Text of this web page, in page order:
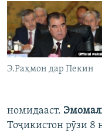
Э.Раҳмон дар Пекин
номидааст.
Тоҷикистон рӯзи 8